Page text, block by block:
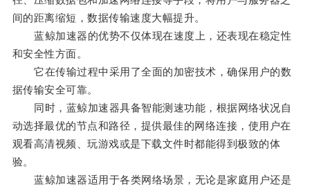
间的距离缩短，数据传输速度大幅提升。
蓝鲸加速器的优势不仅体现在速度上，还表现在稳定性
和安全性方面。
它在传输过程中采用了全面的加密技术，确保用户的数
据传输安全可靠。
同时，蓝鲸加速器具备智能测速功能，根据网络状况自
动选择最优的节点和路径，提供最佳的网络连接，使用户在
观看高清视频、玩游戏或是下载文件时都能得到极致的体
验。
蓝鲸加速器适用于各类网络场景，无论是家庭用户还是